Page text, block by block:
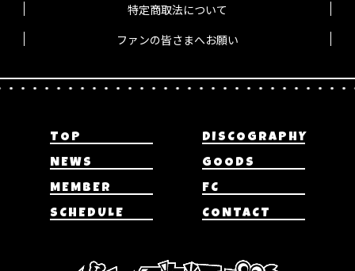
特定商取法について
ファンの皆さまへお願い
TOP
DISCOGRAPHY
NEWS
GOODS
MEMBER
FC
SCHEDULE
CONTACT